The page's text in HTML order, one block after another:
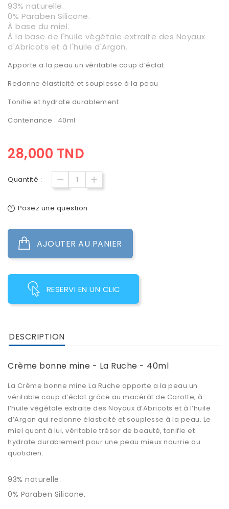
93% naturelle.
0% Paraben Silicone.
À base du miel.
À la base de l'huile végétale extraite des Noyaux
d'Abricots et à l'huile d'Argan.
Apporte a la peau un véritable coup d’éclat
Redonne élasticité et souplesse à la peau
Tonifie et hydrate durablement
Contenance : 40ml
28,000 TND
Quantité :
Posez une question
AJOUTER AU PANIER
RESERVI EN UN CLIC
DESCRIPTION
Crème bonne mine - La Ruche - 40ml
La Crème bonne mine La Ruche apporte a la peau un
véritable coup d’éclat grâce au macérât de Carotte, à
l’huile végétale extraite des Noyaux d’Abricots et à l’huile
d’Argan qui redonne élasticité et souplesse à la peau. Le
miel quant à lui, véritable trésor de beauté, tonifie et
hydrate durablement pour une peau mieux nourrie au
quotidien.
93% naturelle.
0% Paraben Silicone.